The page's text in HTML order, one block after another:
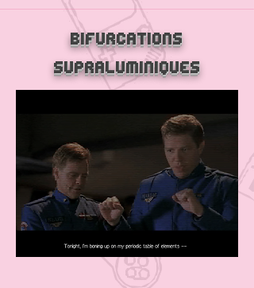
Bifurcations
supraluminiques